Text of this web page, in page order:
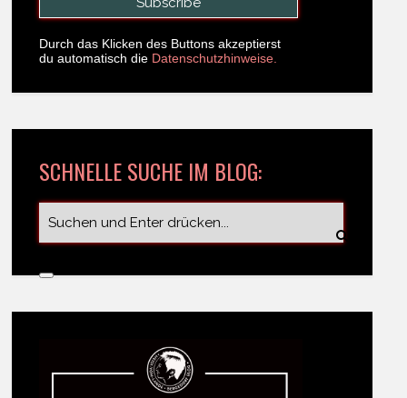
Durch das Klicken des Buttons akzeptierst
du automatisch die Datenschutzhinweise.
SCHNELLE SUCHE IM BLOG: